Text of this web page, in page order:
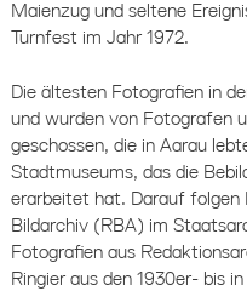
Maienzug und seltene
Turnfest im Jahr 1972.
Die ältesten Fotografien in
und wurden von Fotografen
geschossen, die in Aarau
Stadtmuseums, das die
erarbeitet hat. Darauf folgen
Bildarchiv (RBA) im
Fotografien aus
Ringier aus den 1930er- bis